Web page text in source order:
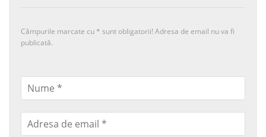
Câmpurile marcate cu * sunt obligatorii! Adresa de email nu va fi
publicată.